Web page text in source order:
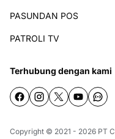
PASUNDAN POS
PATROLI TV
Terhubung dengan kami
Copyright © 2021 - 2026 PT